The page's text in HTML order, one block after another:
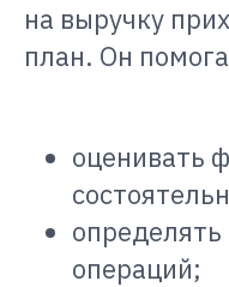
на выручку
план. Он
оценивать
операций;